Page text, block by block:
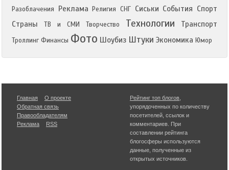
Разоблачения
Реклама Религия СНГ Сиськи События Спорт
Страны
ТВ и СМИ Творчество Технологии Транспорт
Троллинг Финансы Фото Шоубиз Штуки Экономика Юмор
Главная
О проекте
Обратная связь
Правообладателям
Реклама
RSS
Рейтинг топ блогов
упорядоченных по количеству
посетителей, ссылок и
комментариев. При
составлении рейтинга
блогосферы используются
данные, полученные из
открытых источников.